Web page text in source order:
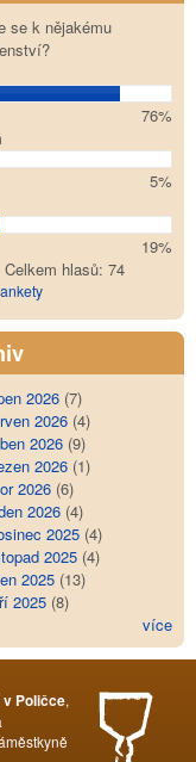
se k nějakému
76%
5%
19%
Celkem hlasů: 74
2026(7)
2026(4)
2026(9)
2026(1)
2026(6)
2026(4)
2025(4)
2025(4)
2025(13)
2025(8)
více
Poličce,